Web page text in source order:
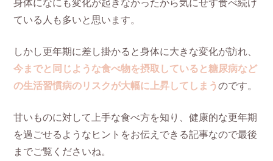
身体になにも変化が起きなかったから気にせず食べ続け
ている人も多いと思います。
しかし更年期に差し掛かると身体に大きな変化が訪れ、
今までと同じような食べ物を摂取していると糖尿病など
の生活習慣病のリスクが大幅に上昇してしまうのです。
甘いものに対して上手な食べ方を知り、健康的な更年期
を過ごせるようなヒントをお伝えできる記事なので最後
までご覧くださいね。